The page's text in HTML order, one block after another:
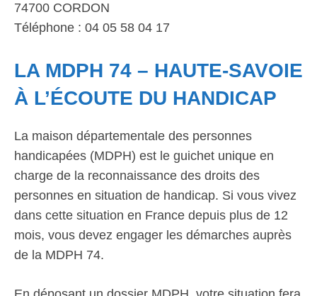
74700 CORDON
Téléphone : 04 05 58 04 17
LA MDPH 74 – HAUTE-SAVOIE
À L’ÉCOUTE DU HANDICAP
La maison départementale des personnes
handicapées (MDPH) est le guichet unique en
charge de la reconnaissance des droits des
personnes en situation de handicap. Si vous vivez
dans cette situation en France depuis plus de 12
mois, vous devez engager les démarches auprès
de la MDPH 74.